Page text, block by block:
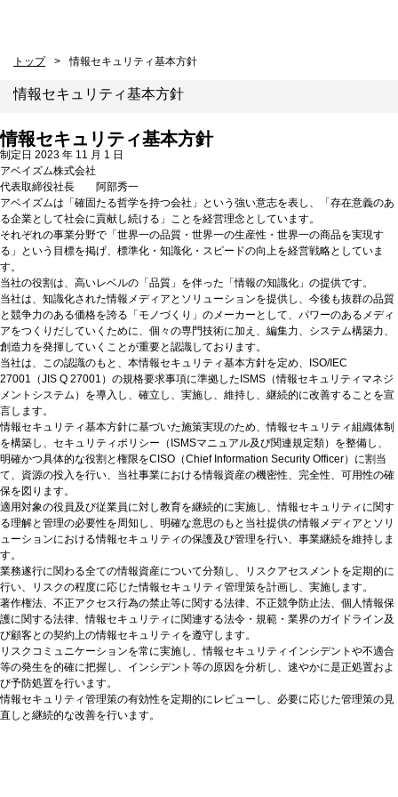
トップ 情報セキュリティ基本方針
情報セキュリティ基本方針
情報セキュリティ基本方針
制定日 2023 年 11 月 1 日
アベイズム株式会社
代表取締役社長 阿部秀一
アベイズムは「確固たる哲学を持つ会社」という強い意志を表し、「存在意義のあ
る企業として社会に貢献し続ける」ことを経営理念としています。
それぞれの事業分野で「世界一の品質・世界一の生産性・世界一の商品を実現す
る」という目標を掲げ、標準化・知識化・スピードの向上を経営戦略としていま
す。
当社の役割は、高いレベルの「品質」を伴った「情報の知識化」の提供です。
当社は、知識化された情報メディアとソリューションを提供し、今後も抜群の品質
と競争力のある価格を誇る「モノづくり」のメーカーとして、パワーのあるメディ
アをつくりだしていくために、個々の専門技術に加え、編集力、システム構築力、
創造力を発揮していくことが重要と認識しております。
当社は、この認識のもと、本情報セキュリティ基本方針を定め、ISO/IEC
27001（JIS Q 27001）の規格要求事項に準拠したISMS（情報セキュリティマネジ
メントシステム）を導入し、確立し、実施し、維持し、継続的に改善することを宣
言します。
情報セキュリティ基本方針に基づいた施策実現のため、情報セキュリティ組織体制
を構築し、セキュリティポリシー（ISMSマニュアル及び関連規定類）を整備し、
明確かつ具体的な役割と権限をCISO（Chief Information Security Officer）に割当
て、資源の投入を行い、当社事業における情報資産の機密性、完全性、可用性の確
保を図ります。
適用対象の役員及び従業員に対し教育を継続的に実施し、情報セキュリティに関す
る理解と管理の必要性を周知し、明確な意思のもと当社提供の情報メディアとソリ
ューションにおける情報セキュリティの保護及び管理を行い、事業継続を維持しま
す。
業務遂行に関わる全ての情報資産について分類し、リスクアセスメントを定期的に
行い、リスクの程度に応じた情報セキュリティ管理策を計画し、実施します。
著作権法、不正アクセス行為の禁止等に関する法律、不正競争防止法、個人情報保
護に関する法律、情報セキュリティに関連する法令・規範・業界のガイドライン及
び顧客との契約上の情報セキュリティを遵守します。
リスクコミュニケーションを常に実施し、情報セキュリティインシデントや不適合
等の発生を的確に把握し、インシデント等の原因を分析し、速やかに是正処置およ
び予防処置を行います。
情報セキュリティ管理策の有効性を定期的にレビューし、必要に応じた管理策の見
直しと継続的な改善を行います。